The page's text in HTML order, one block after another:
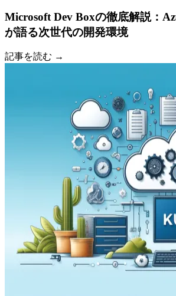
Microsoft Dev Boxの徹底解説：
が語る次世代の開発環境
記事を読む →